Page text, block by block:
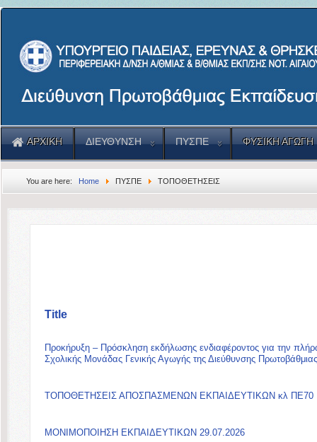
ΑΡΧΙΚΗ ΔΙΕΥΘΥΝΣΗ ΠΥΣΠΕ ΦΥΣΙΚΗ ΑΓΩΓΗ
You are here: Home ΠΥΣΠΕ ΤΟΠΟΘΕΤΗΣΕΙΣ
Title
Προκήρυξη – Πρόσκληση εκδήλωσης ενδιαφέροντος για την
Σχολικής Μονάδας Γενικής Αγωγής της Διεύθυνσης
ΤΟΠΟΘΕΤΗΣΕΙΣ ΑΠΟΣΠΑΣΜΕΝΩΝ ΕΚΠΑΙΔΕΥΤΙΚΩΝ κλ ΠΕ70
ΜΟΝΙΜΟΠΟΙΗΣΗ ΕΚΠΑΙΔΕΥΤΙΚΩΝ 29.07.2026